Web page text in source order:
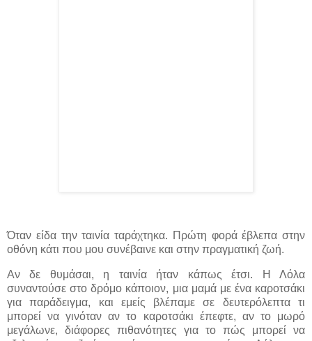
Όταν είδα την ταινία ταράχτηκα. Πρώτη φορά έβλεπα στην
οθόνη κάτι που μου συνέβαινε και στην πραγματική ζωή.
Αν δε θυμάσαι, η ταινία ήταν κάπως έτσι. Η Λόλα
συναντούσε στο δρόμο κάποιον, μια μαμά με ένα καροτσάκι
για παράδειγμα, και εμείς βλέπαμε σε δευτερόλεπτα τι
μπορεί να γινόταν αν το καροτσάκι έπεφτε, αν το μωρό
μεγάλωνε, διάφορες πιθανότητες για το πώς μπορεί να